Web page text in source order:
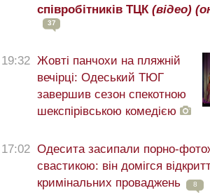
співробітників ТЦК (відео)
37
19:32 Жовті панчохи на пляжній
вечірці: Одеський ТЮГ
завершив сезон спекотною
шекспірівською комедією
17:02 Одесита засипали порно-
свастикою: він домігся
кримінальних проваджень
8